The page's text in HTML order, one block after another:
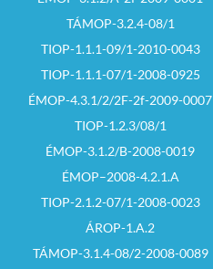
TÁMOP-3.2.4-08/1
TIOP-1.1.1-09/1-2010-0043
TIOP-1.1.1-07/1-2008-0925
ÉMOP-4.3.1/2/2F-2f-2009-0007
TIOP-1.2.3/08/1
ÉMOP-3.1.2/B-2008-0019
ÉMOP–2008-4.2.1.A
TIOP-2.1.2-07/1-2008-0023
ÁROP-1.A.2
TÁMOP-3.1.4-08/2-2008-0089